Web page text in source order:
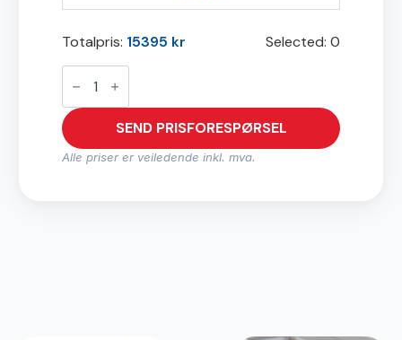
Totalpris: 15395 kr Selected: 0
D0720
antall
SEND PRISFORESPØRSEL
Alle priser er veiledende inkl. mva.